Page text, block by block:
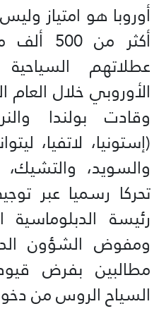
أوروبا هو امتياز
أكثر
عطلاتهم
الأوروبي خلال
وقادت بولندا
(إستونيا، لاتفيا،
والسويد، والتشيك،
تحركا رسميا عبر
رئيسة الدبلوماسية
ومفوض الشؤون
مطالبين بفرض
السياح الروس من